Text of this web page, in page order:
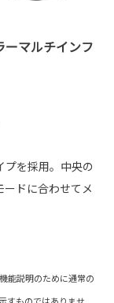
ーマルチインフ
を採用。中央の
ドに合わせてメ
説明のために通常の